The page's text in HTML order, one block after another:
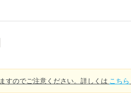
すのでご注意ください。詳しくは こちら